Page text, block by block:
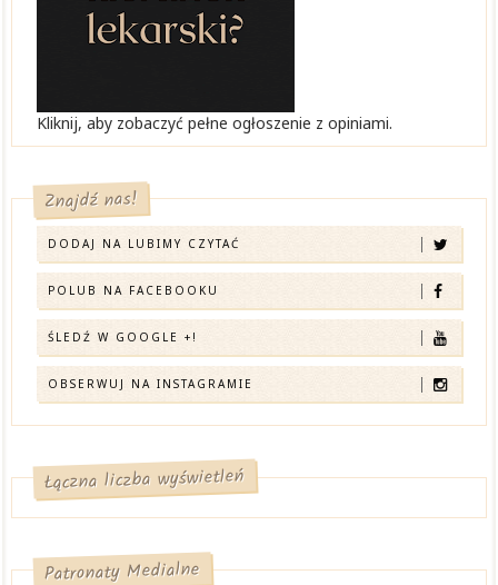
Kliknij, aby zobaczyć pełne ogłoszenie z opiniami.
Znajdź nas!
DODAJ NA LUBIMY CZYTAĆ
POLUB NA FACEBOOKU
ŚLEDŹ W GOOGLE +!
OBSERWUJ NA INSTAGRAMIE
Łączna liczba wyświetleń
Patronaty Medialne